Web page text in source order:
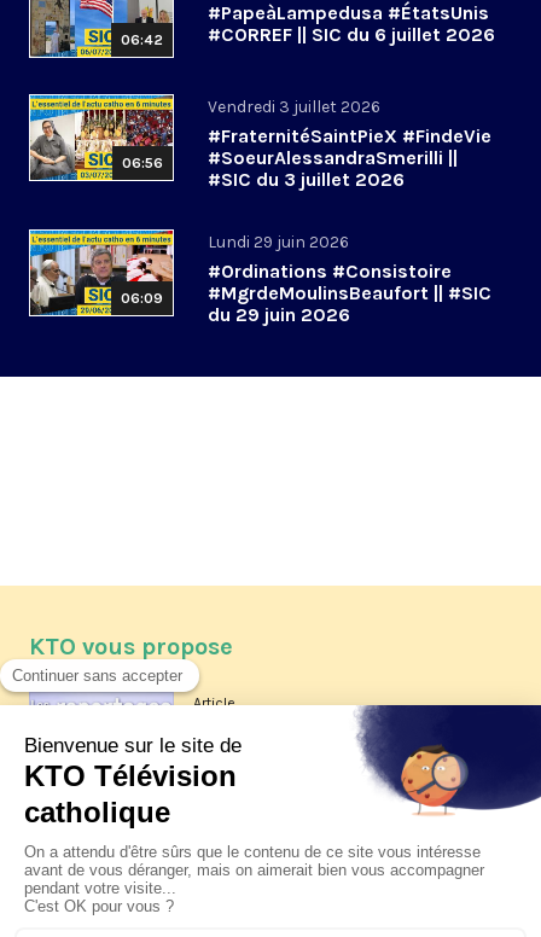
06:42
#PapeàLampedusa #ÉtatsUnis
#CORREF || SIC du 6 juillet 2026
06:56
Vendredi 3 juillet 2026
#FraternitéSaintPieX #FindeVie
#SoeurAlessandraSmerilli ||
#SIC du 3 juillet 2026
06:09
Lundi 29 juin 2026
#Ordinations #Consistoire
#MgrdeMoulinsBeaufort || #SIC
du 29 juin 2026
KTO vous propose
Article
Les reportages d'été 2026 de KTO
La visite pastorale du pape Léon
XIV à Assise à suivre sur KTO le
jeudi 6 août